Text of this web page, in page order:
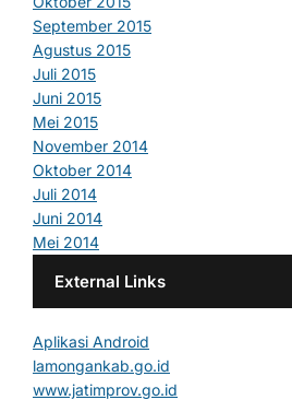
September 2015
Agustus 2015
Juli 2015
Juni 2015
Mei 2015
November 2014
Oktober 2014
Juli 2014
Juni 2014
Mei 2014
External Links
Aplikasi Android
lamongankab.go.id
www.jatimprov.go.id